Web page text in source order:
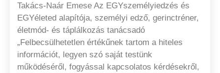
Takács-Naár Emese Az EGYszemélyiedzés és
EGYéleted alapítója, személyi edző, gerinctréner,
életmód- és táplálkozás tanácsadó
„Felbecsülhetetlen értékűnek tartom a hiteles
információt, legyen szó saját testünk
működéséről, fogyással kapcsolatos kérdésekről,